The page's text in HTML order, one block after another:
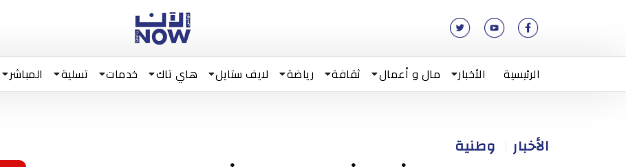
الرئيسية الأخبار مال و أعمال ثقافة رياضة لايف ستايل هاي تاك خدمات تسلية المباشر
الأخبار وطنية